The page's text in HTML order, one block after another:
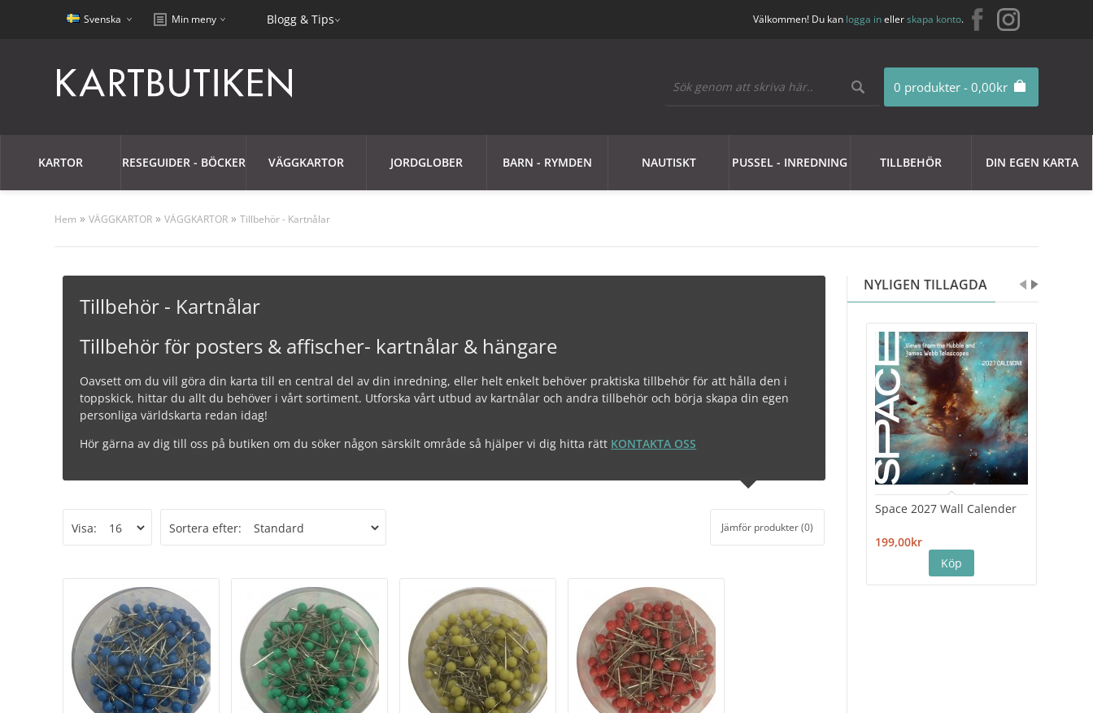
Svenska Min meny Blogg & Tips Välkommen! Du kan logga inellerskapa konto.
0 produkter - 0,00kr
KARTOR RESEGUIDER - BÖCKER VÄGGKARTOR JORDGLOBER BARN - RYMDEN NAUTISKT PUSSEL - INREDNING TILLBEHÖR DIN EGEN KARTA
Hem »VÄGGKARTOR »VÄGGKARTOR »Tillbehör - Kartnålar
NYLIGEN TILLAGDA
Space 2027 Wall Calender
199,00kr
Tillbehör - Kartnålar
Tillbehör för posters & affischer- kartnålar & hängare
Oavsett om du vill göra din karta till en central del av din inredning, eller helt enkelt behöver praktiska tillbehör för att hålla den i
toppskick, hittar du allt du behöver i vårt sortiment. Utforska vårt utbud av kartnålar och andra tillbehör och börja skapa din egen
personliga världskarta redan idag!
Hör gärna av dig till oss på butiken om du söker någon särskilt område så hjälper vi dig hitta rätt KONTAKTA OSS
Jämför produkter (0)
Visa: Sortera efter: